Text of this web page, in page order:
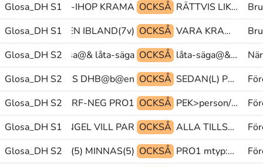
Glosa_DH S1
PEK BITA-IHOP KRAMA OCKSÅ RÄTTVIS LIKA-FÖR-ALLA HÅLLA-OM
Glosa_DH S1
ATT-SÄGA MEN IBLAND(7v) OCKSÅ VARA KRAMA.MULTI OMÖJLIG
Glosa_DH S2
JA@ub glosa@& låta-säga@& OCKSÅ låta-säga@& PRO1 låta-säga@&
Glosa_DH S2
DELTA PLUS DHB@b@en OCKSÅ SEDAN(L) PEK>ringf PEK(V)>pekf-långf
Glosa_DH S2
FRÅN PERF-NEG PRO1 OCKSÅ PEK>person/PEK VÄRLD^KONGRESS SIST
Glosa_DH S1SINGEL VILL PAR OCKSÅ ALLA TILLSAMMANS BÅDA
Glosa_DH S2MINNAS(5) MINNAS(5) OCKSÅ PRO1 mtyp:när var UNG